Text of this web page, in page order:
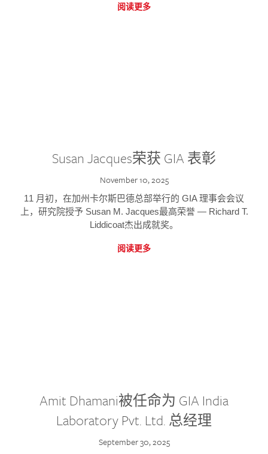
阅读更多
Susan Jacques荣获 GIA 表彰
November 10, 2025
11 月初，在加州卡尔斯巴德总部举行的 GIA 理事会会议
上，研究院授予 Susan M. Jacques最高荣誉 — Richard T.
Liddicoat杰出成就奖。
阅读更多
Amit Dhamani被任命为 GIA India
Laboratory Pvt. Ltd. 总经理
September 30, 2025